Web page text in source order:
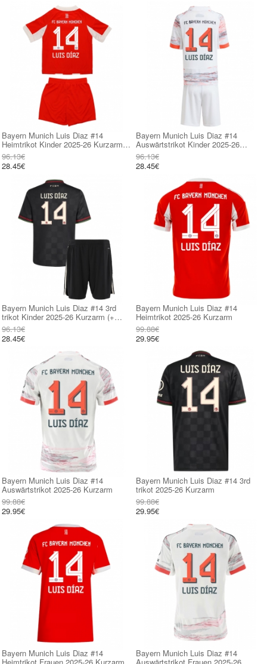
Bayern Munich Luis Diaz #14
Heimtrikot Kinder 2025-26 Kurzarm
(+ kurze hosen)
96.13€
28.45€
Bayern Munich Luis Diaz #14
Auswärtstrikot Kinder 2025-26
Kurzarm (+ kurze hosen)
96.13€
28.45€
Bayern Munich Luis Diaz #14 3rd
trikot Kinder 2025-26 Kurzarm (+
kurze hosen)
96.13€
28.45€
Bayern Munich Luis Diaz #14
Heimtrikot 2025-26 Kurzarm
99.88€
29.95€
Bayern Munich Luis Diaz #14
Auswärtstrikot 2025-26 Kurzarm
99.88€
29.95€
Bayern Munich Luis Diaz #14 3rd
trikot 2025-26 Kurzarm
99.88€
29.95€
Bayern Munich Luis Diaz #14 Bayern Munich Luis Diaz #14